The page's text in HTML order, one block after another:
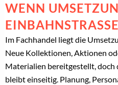
WENN
EINBAHNSTRASSE
Im Fachhandel liegt die
Neue Kollektionen, Aktionen
Materialien bereitgestellt,
bleibt einseitig. Planung,